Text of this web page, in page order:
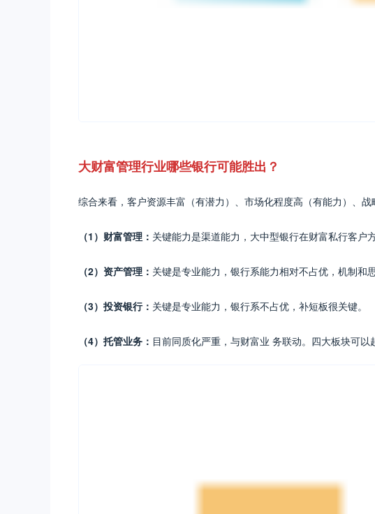
大财富管理行业哪些银行可能胜出？
综合来看，客户资源丰富（有潜力）、市场化程度高（有能力）、
（1）财富管理： 关键能力是渠道能力，大中型银行在财富私行客户
（2）资产管理： 关键是专业能力，银行系能力相对不占优，机制和
（3）投资银行： 关键是专业能力，银行系不占优，补短板很关键。
（4）托管业务： 目前同质化严重，与财富业 务联动。四大板块可以